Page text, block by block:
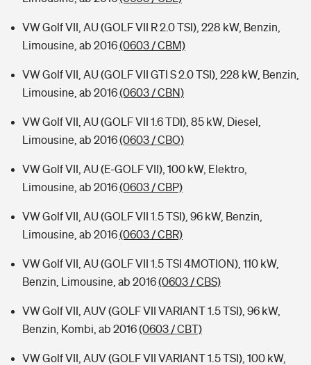
VW Golf VII, AU (GOLF VII R 2.0 TSI), 228 kW, Benzin,
Limousine, ab 2016(0603 / CBM)
VW Golf VII, AU (GOLF VII GTI S 2.0 TSI), 228 kW, Benzin,
Limousine, ab 2016(0603 / CBN)
VW Golf VII, AU (GOLF VII 1.6 TDI), 85 kW, Diesel,
Limousine, ab 2016(0603 / CBO)
VW Golf VII, AU (E-GOLF VII), 100 kW, Elektro,
Limousine, ab 2016(0603 / CBP)
VW Golf VII, AU (GOLF VII 1.5 TSI), 96 kW, Benzin,
Limousine, ab 2016(0603 / CBR)
VW Golf VII, AU (GOLF VII 1.5 TSI 4MOTION), 110 kW,
Benzin, Limousine, ab 2016(0603 / CBS)
VW Golf VII, AUV (GOLF VII VARIANT 1.5 TSI), 96 kW,
Benzin, Kombi, ab 2016(0603 / CBT)
VW Golf VII, AUV (GOLF VII VARIANT 1.5 TSI), 100 kW,